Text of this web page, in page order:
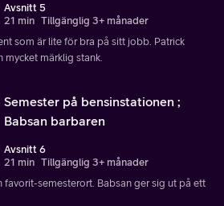
Avsnitt 5
21 min Tillgänglig 3+ månader
som är lite för bra på sitt jobb. Patrick
mycket märklig stank.
Semester på bensinstationen ;
Babsan barbaren
Avsnitt 6
21 min Tillgänglig 3+ månader
favorit-semesterort. Babsan ger sig ut på ett